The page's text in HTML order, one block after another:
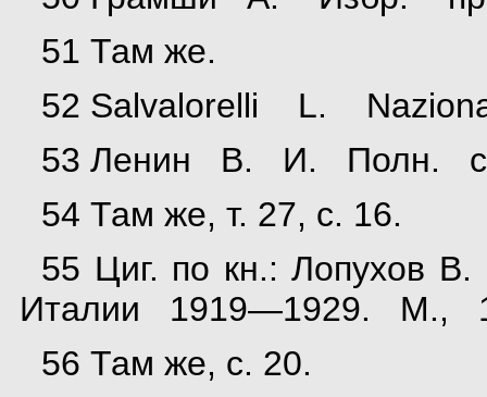
51 Там же.
52 Salvalorelli L.
53 Ленин В. И. Полн.
54 Там же, т. 27, с. 16.
55 Циг. по кн.: Лопухов
Италии 1919—1929. М.,
56 Там же, с. 20.